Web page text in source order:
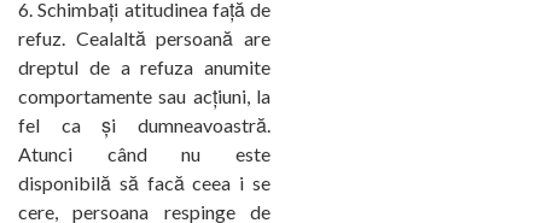
Schimbați atitudinea față de
refuz. Cealaltă persoană are
dreptul de a refuza anumite
comportamente sau acțiuni, la
fel ca și dumneavoastră.
Atunci când nu este
disponibilă să facă ceea i se
cere, persoana respinge de